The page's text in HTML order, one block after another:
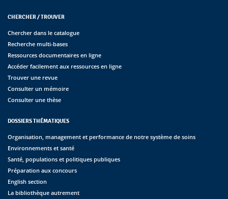
CHERCHER / TROUVER
Chercher dans le catalogue
Recherche multi-bases
Ressources documentaires en ligne
Accéder facilement aux ressources en ligne
Trouver une revue
Consulter un mémoire
Consulter une thèse
DOSSIERS THÉMATIQUES
Organisation, management et performance de notre système de soins
Environnements et santé
Santé, populations et politiques publiques
Préparation aux concours
English section
La bibliothèque autrement